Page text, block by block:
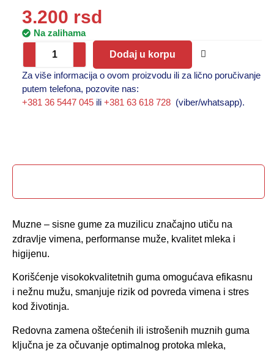
Za više informacija o ovom proizvodu ili za lično poručivanje
putem telefona, pozovite nas:
+381 36 5447 045 ili +381 63 618 728 (viber/whatsapp).
3.200 rsd
Na zalihama
Dodaj u korpu
Muzne – sisne gume za muzilicu značajno utiču na
zdravlje vimena, performanse muže, kvalitet mleka i
higijenu.
Korišćenje visokokvalitetnih guma omogućava efikasnu
i nežnu mužu, smanjuje rizik od povreda vimena i stres
kod životinja.
Redovna zamena oštećenih ili istrošenih muznih guma
ključna je za očuvanje optimalnog protoka mleka,